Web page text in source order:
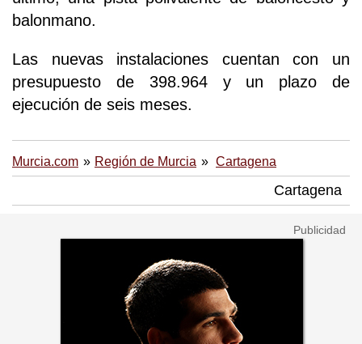
balonmano.
Las nuevas instalaciones cuentan con un
presupuesto de 398.964 y un plazo de
ejecución de seis meses.
Murcia.com Región de Murcia Cartagena
Cartagena